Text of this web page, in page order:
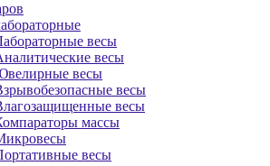
весы
весы
весы
весы
весы
массы
весы